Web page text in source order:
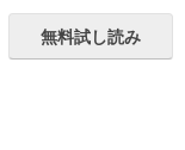
無料試し読み